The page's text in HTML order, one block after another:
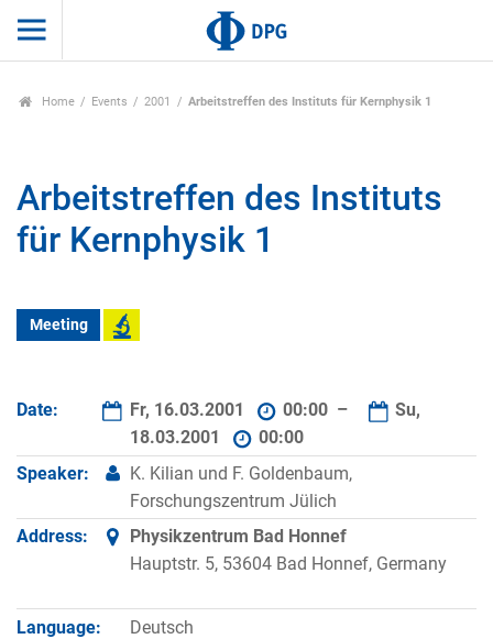
Home Events 2001 Arbeitstreffen des Instituts für Kernphysik 1
Arbeitstreffen des Instituts
für Kernphysik 1
Meeting
Date: Fr, 16.03.2001 00:00 –
Su,
18.03.2001
00:00
Speaker:
K. Kilian und F. Goldenbaum,
Forschungszentrum Jülich
Address:
Physikzentrum Bad Honnef
Hauptstr. 5, 53604 Bad Honnef, Germany
Language:
Deutsch